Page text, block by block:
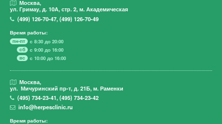
Москва,
ул. Гримау, д. 10А, стр. 2, м. Академическая
(499)126-70-47,(499)126-70-49
Время работы:
пн-пт
с 8:30 до 20:00
сб
с 9:00 до 16:00
вс
с 10:00 до 16:00
Москва,
ул. Мичуринский пр-т, д. 21Б, м. Раменки
(495)734-23-41,(495)734-23-42
info@herpesclinic.ru
Время работы: